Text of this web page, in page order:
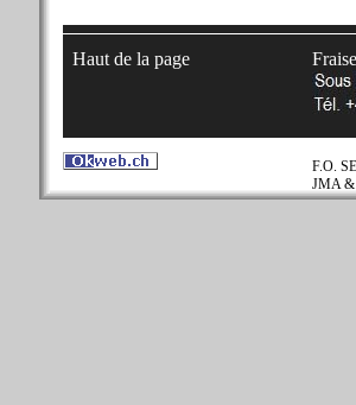
Haut de la page
F.O.
JMA &